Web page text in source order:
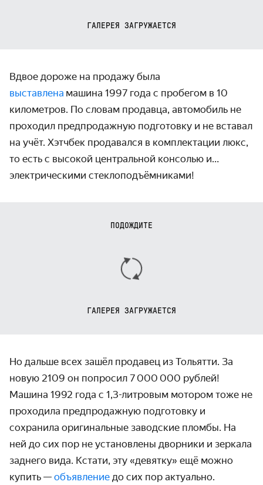
ГАЛЕРЕЯ ЗАГРУЖАЕТСЯ
Вдвое дороже на продажу была
выставлена машина 1997 года с пробегом в 10
километров. По словам продавца, автомобиль не
проходил предпродажную подготовку и не вставал
на учёт. Хэтчбек продавался в комплектации люкс,
то есть с высокой центральной консолью и…
электрическими стеклоподъёмниками!
ПОДОЖДИТЕ
ГАЛЕРЕЯ ЗАГРУЖАЕТСЯ
Но дальше всех зашёл продавец из Тольятти. За
новую 2109 он попросил 7 000 000 рублей!
Машина 1992 года с 1,3-литровым мотором тоже не
проходила предпродажную подготовку и
сохранила оригинальные заводские пломбы. На
ней до сих пор не установлены дворники и зеркала
заднего вида. Кстати, эту «девятку» ещё можно
купить — объявление до сих пор актуально.